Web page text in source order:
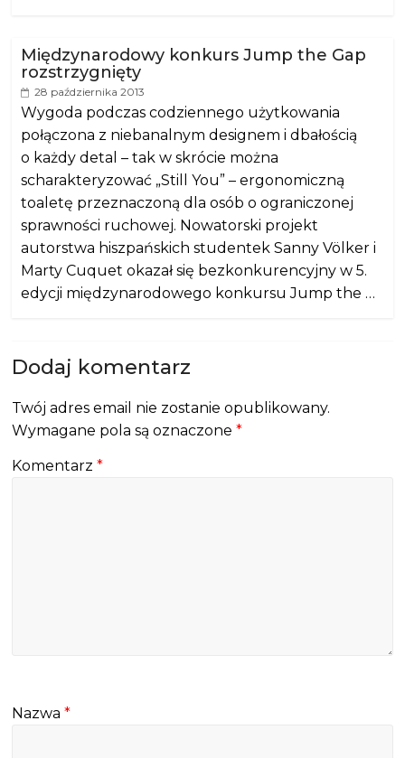
Międzynarodowy konkurs Jump the Gap
rozstrzygnięty
28 października 2013
Wygoda podczas codziennego użytkowania
połączona z niebanalnym designem i dbałością
o każdy detal – tak w skrócie można
scharakteryzować „Still You” – ergonomiczną
toaletę przeznaczoną dla osób o ograniczonej
sprawności ruchowej. Nowatorski projekt
autorstwa hiszpańskich studentek Sanny Völker i
Marty Cuquet okazał się bezkonkurencyjny w 5.
edycji międzynarodowego konkursu Jump the …
Dodaj komentarz
Twój adres email nie zostanie opublikowany.
Wymagane pola są oznaczone*
Komentarz*
Nazwa*